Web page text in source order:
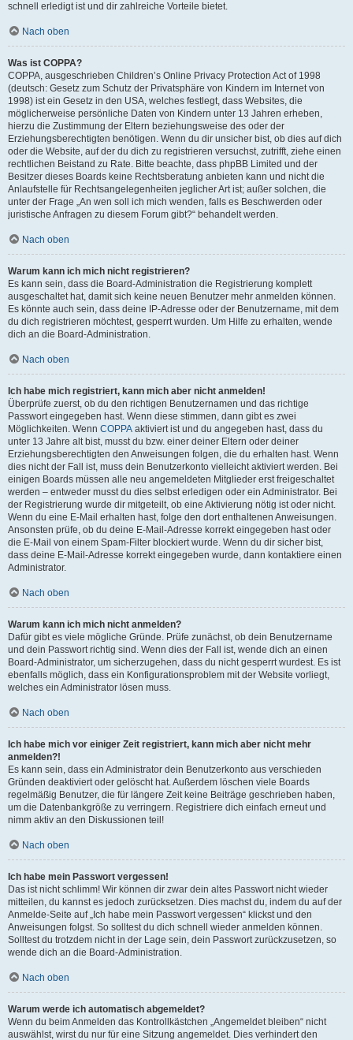
schnell erledigt ist und dir zahlreiche Vorteile bietet.
Nach oben
Was ist COPPA?
COPPA, ausgeschrieben Children’s Online Privacy Protection Act of 1998
(deutsch: Gesetz zum Schutz der Privatsphäre von Kindern im Internet von
1998) ist ein Gesetz in den USA, welches festlegt, dass Websites, die
möglicherweise persönliche Daten von Kindern unter 13 Jahren erheben,
hierzu die Zustimmung der Eltern beziehungsweise des oder der
Erziehungsberechtigten benötigen. Wenn du dir unsicher bist, ob dies auf dich
oder die Website, auf der du dich zu registrieren versuchst, zutrifft, ziehe einen
rechtlichen Beistand zu Rate. Bitte beachte, dass phpBB Limited und der
Besitzer dieses Boards keine Rechtsberatung anbieten kann und nicht die
Anlaufstelle für Rechtsangelegenheiten jeglicher Art ist; außer solchen, die
unter der Frage „An wen soll ich mich wenden, falls es Beschwerden oder
juristische Anfragen zu diesem Forum gibt?“ behandelt werden.
Nach oben
Warum kann ich mich nicht registrieren?
Es kann sein, dass die Board-Administration die Registrierung komplett
ausgeschaltet hat, damit sich keine neuen Benutzer mehr anmelden können.
Es könnte auch sein, dass deine IP-Adresse oder der Benutzername, mit dem
du dich registrieren möchtest, gesperrt wurden. Um Hilfe zu erhalten, wende
dich an die Board-Administration.
Nach oben
Ich habe mich registriert, kann mich aber nicht anmelden!
Überprüfe zuerst, ob du den richtigen Benutzernamen und das richtige
Passwort eingegeben hast. Wenn diese stimmen, dann gibt es zwei
Möglichkeiten. Wenn COPPA aktiviert ist und du angegeben hast, dass du
unter 13 Jahre alt bist, musst du bzw. einer deiner Eltern oder deiner
Erziehungsberechtigten den Anweisungen folgen, die du erhalten hast. Wenn
dies nicht der Fall ist, muss dein Benutzerkonto vielleicht aktiviert werden. Bei
einigen Boards müssen alle neu angemeldeten Mitglieder erst freigeschaltet
werden – entweder musst du dies selbst erledigen oder ein Administrator. Bei
der Registrierung wurde dir mitgeteilt, ob eine Aktivierung nötig ist oder nicht.
Wenn du eine E-Mail erhalten hast, folge den dort enthaltenen Anweisungen.
Ansonsten prüfe, ob du deine E-Mail-Adresse korrekt eingegeben hast oder
die E-Mail von einem Spam-Filter blockiert wurde. Wenn du dir sicher bist,
dass deine E-Mail-Adresse korrekt eingegeben wurde, dann kontaktiere einen
Administrator.
Nach oben
Warum kann ich mich nicht anmelden?
Dafür gibt es viele mögliche Gründe. Prüfe zunächst, ob dein Benutzername
und dein Passwort richtig sind. Wenn dies der Fall ist, wende dich an einen
Board-Administrator, um sicherzugehen, dass du nicht gesperrt wurdest. Es ist
ebenfalls möglich, dass ein Konfigurationsproblem mit der Website vorliegt,
welches ein Administrator lösen muss.
Nach oben
Ich habe mich vor einiger Zeit registriert, kann mich aber nicht mehr
anmelden?!
Es kann sein, dass ein Administrator dein Benutzerkonto aus verschieden
Gründen deaktiviert oder gelöscht hat. Außerdem löschen viele Boards
regelmäßig Benutzer, die für längere Zeit keine Beiträge geschrieben haben,
um die Datenbankgröße zu verringern. Registriere dich einfach erneut und
nimm aktiv an den Diskussionen teil!
Nach oben
Ich habe mein Passwort vergessen!
Das ist nicht schlimm! Wir können dir zwar dein altes Passwort nicht wieder
mitteilen, du kannst es jedoch zurücksetzen. Dies machst du, indem du auf der
Anmelde-Seite auf „Ich habe mein Passwort vergessen“ klickst und den
Anweisungen folgst. So solltest du dich schnell wieder anmelden können.
Solltest du trotzdem nicht in der Lage sein, dein Passwort zurückzusetzen, so
wende dich an die Board-Administration.
Nach oben
Warum werde ich automatisch abgemeldet?
Wenn du beim Anmelden das Kontrollkästchen „Angemeldet bleiben“ nicht
auswählst, wirst du nur für eine Sitzung angemeldet. Dies verhindert den